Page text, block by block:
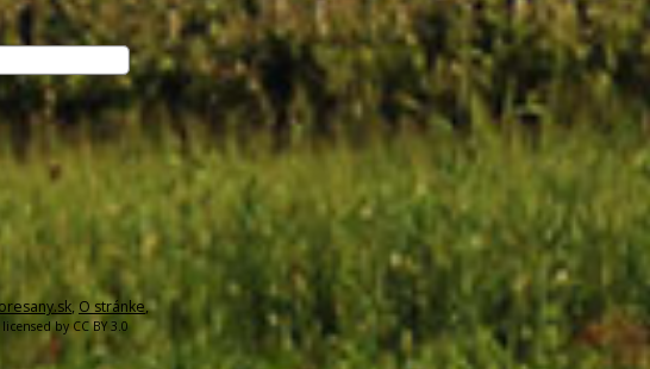
, O stránke,
licensed by CC BY 3.0